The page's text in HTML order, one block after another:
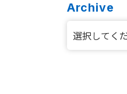
Archive